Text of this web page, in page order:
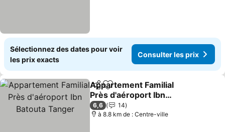
Sélectionnez des dates pour voir
les prix exacts
Consulter les prix
PartagerAjouter à mes favoris
Appartement Familial
Près d'aéroport Ibn
Batouta Tanger
Consulter les prix
6,6
14
à 8.8 km de : Centre-ville